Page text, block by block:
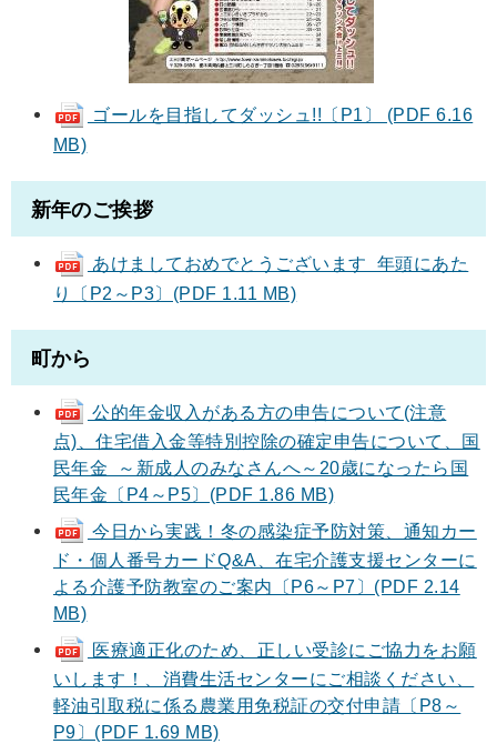
ゴールを目指してダッシュ!!〔P1〕 (PDF 6.16
MB)
新年のご挨拶
あけましておめでとうございます 年頭にあた
り〔P2～P3〕(PDF 1.11 MB)
町から
公的年金収入がある方の申告について(注意
点)、住宅借入金等特別控除の確定申告について、国
民年金 ～新成人のみなさんへ～20歳になったら国
民年金〔P4～P5〕(PDF 1.86 MB)
今日から実践！冬の感染症予防対策、通知カー
ド・個人番号カードQ&A、在宅介護支援センターに
よる介護予防教室のご案内〔P6～P7〕(PDF 2.14
MB)
医療適正化のため、正しい受診にご協力をお願
いします！、消費生活センターにご相談ください、
軽油引取税に係る農業用免税証の交付申請〔P8～
P9〕(PDF 1.69 MB)